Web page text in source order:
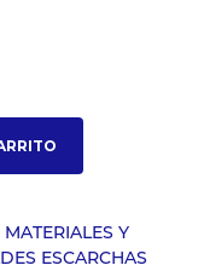
MATERIALES Y
ESCARCHAS